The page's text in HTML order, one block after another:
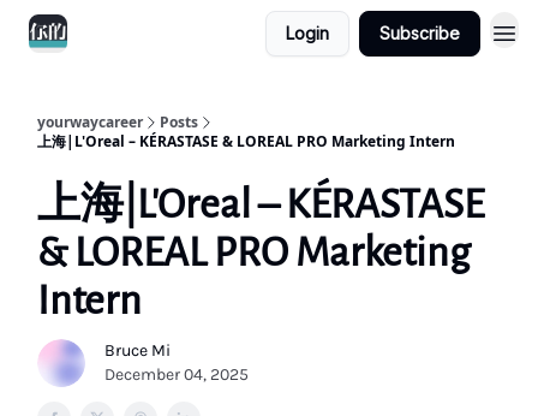
Login Subscribe
yourwaycareer
Posts
上海|L'Oreal – KÉRASTASE & LOREAL PRO Marketing Intern
上海|L'Oreal – KÉRASTASE
& LOREAL PRO Marketing
Intern
Bruce Mi
December 04, 2025